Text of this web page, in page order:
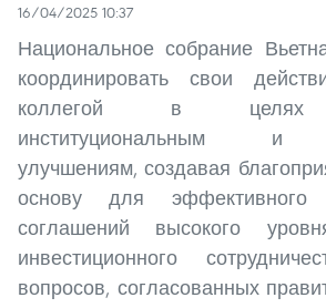
16/04/2025 10:37
Национальное собрание
координировать свои
коллегой в целях
институциональным и
улучшениям, создавая
основу для эффективного
соглашений высокого
инвестиционного
вопросов, согласованных